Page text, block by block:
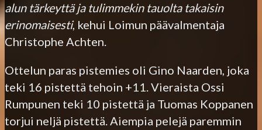
alun tärkeyttä ja tulimmekin tauolta takaisin
erinomaisesti, kehui Loimun päävalmentaja
Christophe Achten.
Ottelun paras pistemies oli Gino Naarden, joka
teki 16 pistettä tehoin +11. Vieraista Ossi
Rumpunen teki 10 pistettä ja Tuomas Koppanen
torjui neljä pistettä. Aiempia pelejä paremmin